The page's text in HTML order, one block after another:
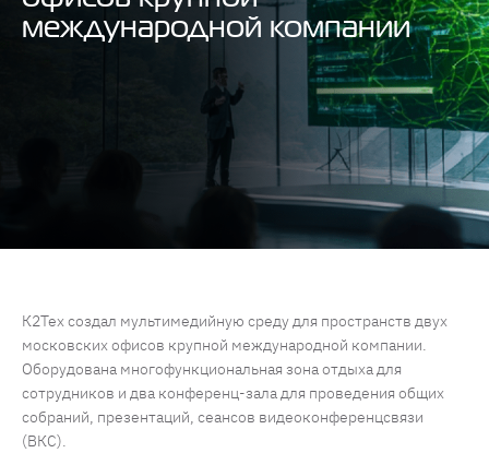
международной компании
К2Тех создал мультимедийную среду для пространств двух
московских офисов крупной международной компании.
Оборудована многофункциональная зона отдыха для
сотрудников и два конференц-зала для проведения общих
собраний, презентаций, сеансов видеоконференцсвязи
(ВКС).